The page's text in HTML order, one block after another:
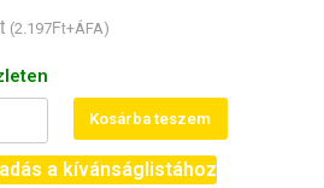
(2.197Ft+ÁFA)
Kosárba teszem
a kívánságlistához